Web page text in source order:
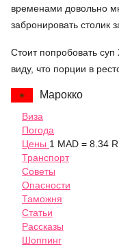
временами довольно
забронировать столик
Стоит попробовать
виду, что порции в
Марокко
Виза
Погода
Цены 1 MAD = 8.34
Транспорт
Советы
Опасности
Таможня
Статьи
Рассказы
Шоппинг